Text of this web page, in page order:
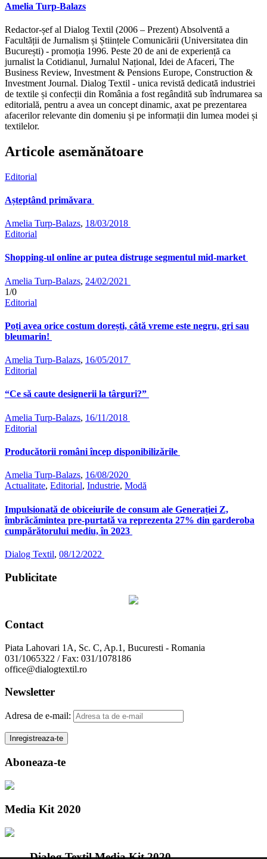
Amelia Turp-Balazs
Redactor-șef al Dialog Textil (2006 – Prezent) Absolventă a
Facultății de Jurnalism și Științele Comunicării (Universitatea din
București) - promoția 1996. Peste 20 de ani de experiență ca
jurnalist la Cotidianul, Jurnalul Național, Idei de Afaceri, The
Business Review, Investment & Pensions Europe, Construction &
Investment Journal. Dialog Textil - unica revistă dedicată industriei
de textile și confecții din România a fost regândită sub îndrumarea sa
editorială, pentru a avea un concept dinamic, axat pe prezentarea
afacerilor relevante din domeniu și pe informații din lumea modei și
textilelor.
Articole asemănătoare
Editorial
Așteptând primăvara
Amelia Turp-Balazs, 18/03/2018
Editorial
Shopping-ul online ar putea distruge segmentul mid-market
Amelia Turp-Balazs, 24/02/2021
1/0
Editorial
Poți avea orice costum dorești, câtă vreme este negru, gri sau
bleumarin!
Amelia Turp-Balazs, 16/05/2017
Editorial
“Ce să caute designerii la târguri?”
Amelia Turp-Balazs, 16/11/2018
Editorial
Producătorii români încep disponibilizările
Amelia Turp-Balazs, 16/08/2020
Actualitate, Editorial, Industrie, Modă
Impulsionată de obiceiurile de consum ale Generației Z,
îmbrăcămintea pre-purtată va reprezenta 27% din garderoba
cumpărătorului mediu, în 2023
Dialog Textil, 08/12/2022
Publicitate
Contact
Piata Lahovari 1A, Sc. C, Ap.1, Bucuresti - Romania
031/1065322 / Fax: 031/1078186
office@dialogtextil.ro
Newsletter
Adresa de e-mail:
Aboneaza-te
Media Kit 2020